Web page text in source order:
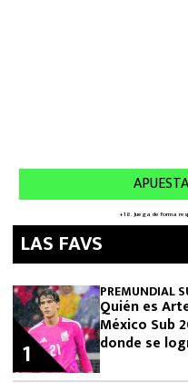
LAS FAVS
PREMUNDIAL
Quién es
México Sub
donde se
1